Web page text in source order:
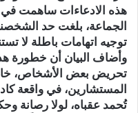
هذه الادعاءات ساهمت في
الجماعة، بلغت حد
توجيه اتهامات باطلة لا
وأضاف البيان أن خطورة
تحريض بعض الأشخاص،
المستشارين، في واقعة
تُحمد عقباه، لولا رصانة